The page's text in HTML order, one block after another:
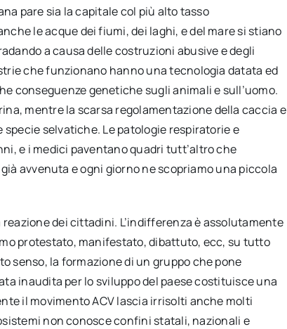
pare sia la capitale col più alto tasso
le acque dei fiumi, dei laghi, e del mare si stiano
a causa delle costruzioni abusive e degli
che funzionano hanno una tecnologia datata ed
conseguenze genetiche sugli animali e sull’uomo.
mentre la scarsa regolamentazione della caccia e
selvatiche. Le patologie respiratorie e
e i medici paventano quadri tutt’altro che
avvenuta e ogni giorno ne scopriamo una piccola
dei cittadini. L’indifferenza è assolutamente
protestato, manifestato, dibattuto, ecc, su tutto
senso, la formazione di un gruppo che pone
inaudita per lo sviluppo del paese costituisce una
il movimento ACV lascia irrisolti anche molti
non conosce confini statali, nazionali e